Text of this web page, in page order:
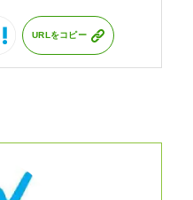
URLをコピー